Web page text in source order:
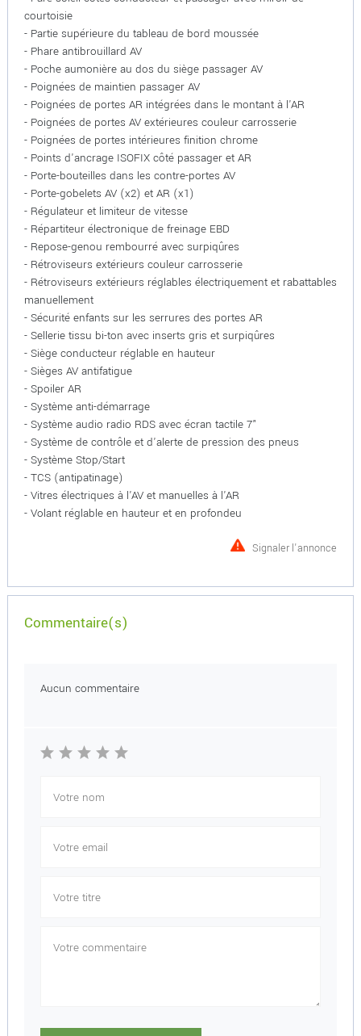
courtoisie
- Partie supérieure du tableau de bord moussée
- Phare antibrouillard AV
- Poche aumonière au dos du siège passager AV
- Poignées de maintien passager AV
- Poignées de portes AR intégrées dans le montant à l'AR
- Poignées de portes AV extérieures couleur carrosserie
- Poignées de portes intérieures finition chrome
- Points d'ancrage ISOFIX côté passager et AR
- Porte-bouteilles dans les contre-portes AV
- Porte-gobelets AV (x2) et AR (x1)
- Régulateur et limiteur de vitesse
- Répartiteur électronique de freinage EBD
- Repose-genou rembourré avec surpiqûres
- Rétroviseurs extérieurs couleur carrosserie
- Rétroviseurs extérieurs réglables électriquement et rabattables
manuellement
- Sécurité enfants sur les serrures des portes AR
- Sellerie tissu bi-ton avec inserts gris et surpiqûres
- Siège conducteur réglable en hauteur
- Sièges AV antifatigue
- Spoiler AR
- Système anti-démarrage
- Système audio radio RDS avec écran tactile 7"
- Système de contrôle et d'alerte de pression des pneus
- Système Stop/Start
- TCS (antipatinage)
- Vitres électriques à l'AV et manuelles à l'AR
- Volant réglable en hauteur et en profondeu
Signaler l'annonce
Commentaire(s)
Aucun commentaire